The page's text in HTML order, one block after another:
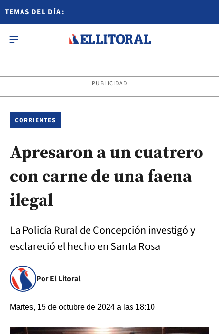
TEMAS DEL DÍA:
PUBLICIDAD
CORRIENTES
Apresaron a un cuatrero
con carne de una faena
ilegal
La Policía Rural de Concepción investigó y
esclareció el hecho en Santa Rosa
Por El Litoral
Martes, 15 de octubre de 2024 a las 18:10